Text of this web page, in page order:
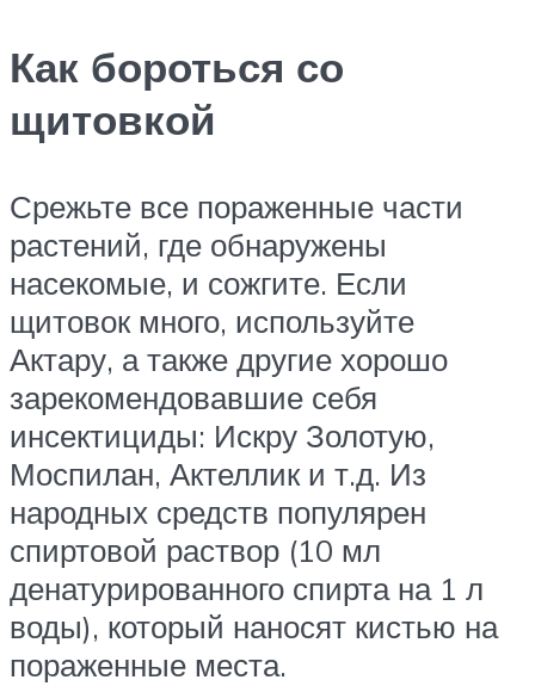
Как бороться со
щитовкой
Срежьте все пораженные части
растений, где обнаружены
насекомые, и сожгите. Если
щитовок много, используйте
Актару, а также другие хорошо
зарекомендовавшие себя
инсектициды: Искру Золотую,
Моспилан, Актеллик и т.д. Из
народных средств популярен
спиртовой раствор (10 мл
денатурированного спирта на 1 л
воды), который наносят кистью на
пораженные места.